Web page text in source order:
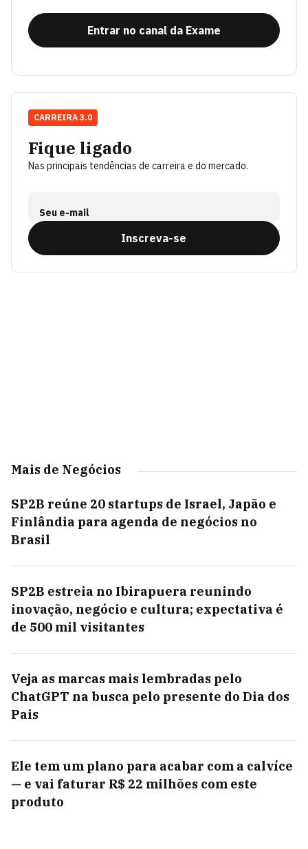
Entrar no canal da Exame
Fique ligado
Nas principais tendências de carreira e do mercado.
Seu e-mail
Inscreva-se
CARREIRA 3.0
Mais de Negócios
SP2B reúne 20 startups de Israel, Japão e
Finlândia para agenda de negócios no
Brasil
SP2B estreia no Ibirapuera reunindo
inovação, negócio e cultura; expectativa é
de 500 mil visitantes
Veja as marcas mais lembradas pelo
ChatGPT na busca pelo presente do Dia dos
Pais
Ele tem um plano para acabar com a calvíce
— e vai faturar R$ 22 milhões com este
produto